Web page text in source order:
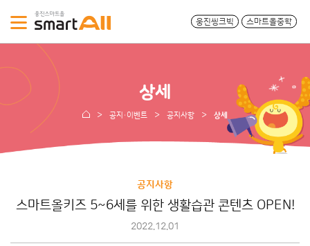
웅진씽크빅 스마트올중학
상세
공지·이벤트 공지사항 상세
공지사항
스마트올키즈 5~6세를 위한 생활습관 콘텐츠 OPEN!
2022.12.01